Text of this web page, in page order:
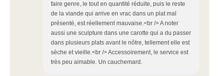
faire genre, le tout en quantité réduite, puis le reste
de la viande qui arrive en vrac dans un plat mal
présenté, est réellement mauvaise.<br /> A noter
aussi une sculpture dans une carotte qui a du passer
dans plusieurs plats avant le nôtre, tellement elle est
sèche et vieille.<br /> Accessoirement, le service est
très peu aimable. Un cauchemard.